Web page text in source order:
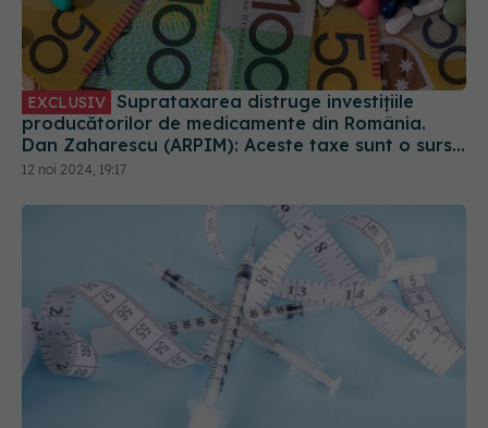
EXCLUSIV Suprataxarea distruge investițiile
producătorilor de medicamente din România.
Dan Zaharescu (ARPIM): Aceste taxe sunt o sursă
de venit pentru sistemul sanitar
12 noi 2024, 19:17